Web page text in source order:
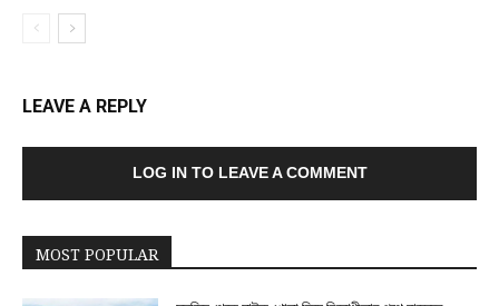
LEAVE A REPLY
LOG IN TO LEAVE A COMMENT
MOST POPULAR